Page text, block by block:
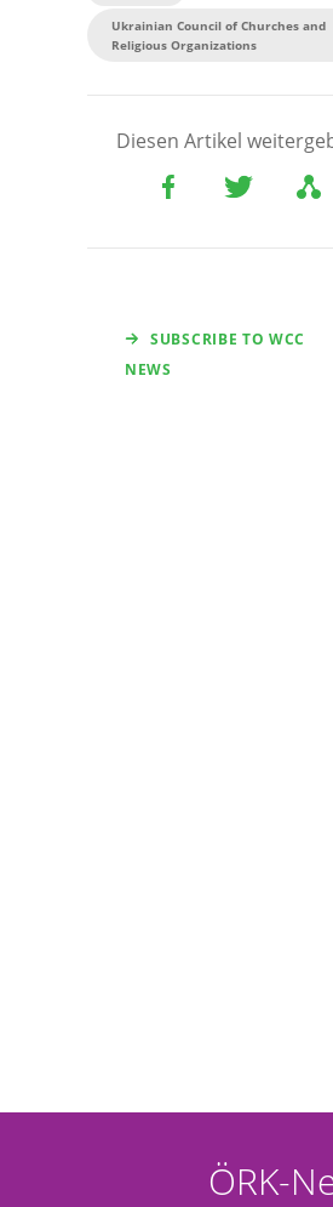
Ukrainian Council of Churches and
Religious Organizations
Diesen Artikel
SUBSCRIBE TO WCC
NEWS
ÖRK-